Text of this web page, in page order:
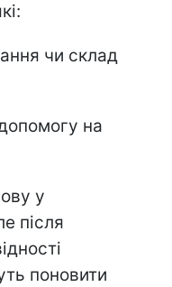
чи склад
на
у
після
поновити